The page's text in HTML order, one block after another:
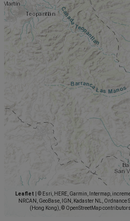
Leaflet
© Esri, HERE, Garmin, Intermap,
NRCAN, GeoBase, IGN, Kadaster NL, Ordnance
(Hong Kong), © OpenStreetMap